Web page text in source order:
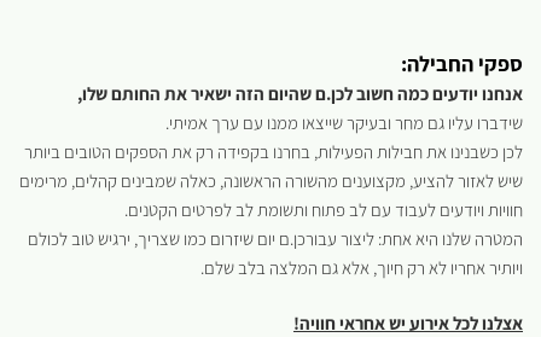
ספקי החבילה:
אנחנו יודעים כמה חשוב לכן.ם שהיום הזה ישאיר את החותם שלו,
שידברו עליו גם מחר ובעיקר שייצאו ממנו עם ערך אמיתי.
לכן כשבנינו את חבילות הפעילות, בחרנו בקפידה רק את הספקים הטובים ביותר
שיש לאזור להציע, מקצוענים מהשורה הראשונה, כאלה שמבינים קהלים, מרימים
חוויות ויודעים לעבוד עם לב פתוח ותשומת לב לפרטים הקטנים.
המטרה שלנו היא אחת: ליצור עבורכן.ם יום שיזרום כמו שצריך, ירגיש טוב לכולם
ויותיר אחריו לא רק חיוך, אלא גם המלצה בלב שלם.
אצלנו לכל אירוע יש אחראי חוויה!